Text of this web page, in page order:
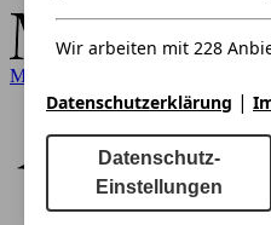
Mercedes-Benz
Wir arbeiten mit 228
Datenschutzerklärung |
Datenschutz-
Einstellungen